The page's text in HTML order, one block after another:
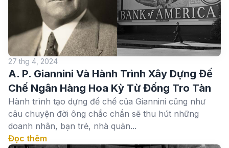
27 thg 4, 2024
A. P. Giannini Và Hành Trình Xây Dựng Đế
Chế Ngân Hàng Hoa Kỳ Từ Đống Tro Tàn
Hành trình tạo dựng đế chế của Giannini cũng như
câu chuyện đời ông chắc chắn sẽ thu hút những
doanh nhân, bạn trẻ, nhà quản...
Đọc thêm